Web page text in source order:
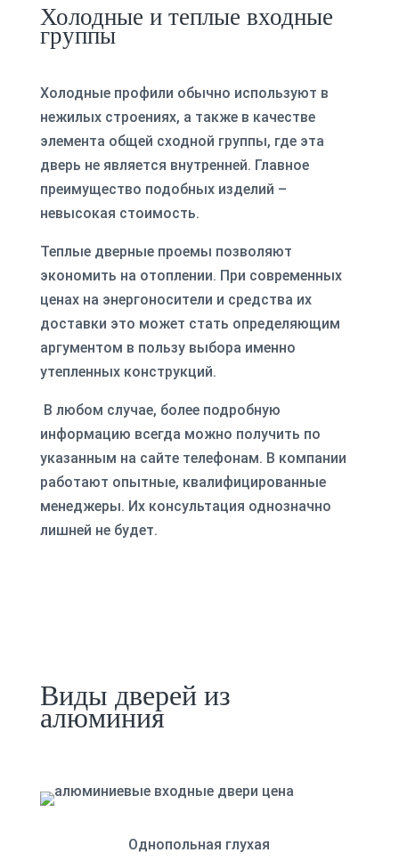
Холодные и теплые входные
группы
Холодные профили обычно используют в
нежилых строениях, а также в качестве
элемента общей сходной группы, где эта
дверь не является внутренней. Главное
преимущество подобных изделий –
невысокая стоимость.
Теплые дверные проемы позволяют
экономить на отоплении. При современных
ценах на энергоносители и средства их
доставки это может стать определяющим
аргументом в пользу выбора именно
утепленных конструкций.
В любом случае, более подробную
информацию всегда можно получить по
указанным на сайте телефонам. В компании
работают опытные, квалифицированные
менеджеры. Их консультация однозначно
лишней не будет.
Виды дверей из
алюминия
Однопольная глухая